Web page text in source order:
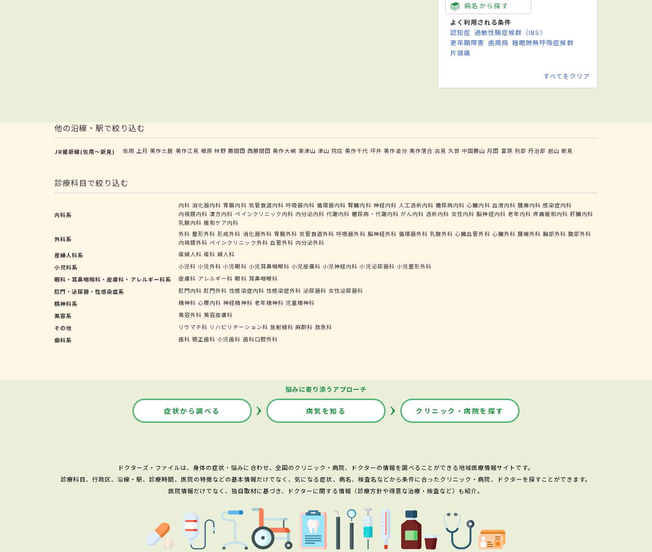
病名から探す
よく利用される条件
認知症 過敏性腸症候群（IBS）
更年期障害 歯周病 睡眠時無呼吸症候群
片頭痛
すべてをクリア
他の沿線・駅で絞り込む
JR姫新線(佐用～新見) 佐用 上月 美作土居 美作江見 楢原 林野 勝間田 西勝間田 美作大崎 東津山 津山 院庄 美作千代 坪井 美作追分 美作落合 古見 久世 中国勝山 月田 富原 刑部 丹治部 岩山 新見
診療科目で絞り込む
内科系
内科 消化器内科 胃腸内科 気管食道内科 呼吸器内科 循環器内科 腎臓内科 神経内科 人工透析内科 糖尿病内科 心臓内科 血液内科 腫瘍内科 感染症内科
内視鏡内科 漢方内科 ペインクリニック内科 内分泌内科 代謝内科 糖尿病・代謝内科 がん内科 透析内科 女性内科 脳神経内科 老年内科 疼痛緩和内科 肝臓内科
乳腺内科 緩和ケア内科
外科系
外科 整形外科 形成外科 消化器外科 胃腸外科 気管食道外科 呼吸器外科 脳神経外科 循環器外科 乳腺外科 心臓血管外科 心臓外科 腫瘍外科 胸部外科 腹部外科
内視鏡外科 ペインクリニック外科 血管外科 内分泌外科
産婦人科系
産婦人科 産科 婦人科
小児科系
小児科 小児外科 小児眼科 小児耳鼻咽喉科 小児皮膚科 小児神経内科 小児泌尿器科 小児整形外科
眼科・耳鼻咽喉科・皮膚科・アレルギー科系
皮膚科 アレルギー科 眼科 耳鼻咽喉科
肛門・泌尿器・性感染症系
肛門内科 肛門外科 性感染症内科 性感染症外科 泌尿器科 女性泌尿器科
精神科系
精神科 心療内科 神経精神科 老年精神科 児童精神科
美容系
美容外科 美容皮膚科
その他
リウマチ科 リハビリテーション科 放射線科 麻酔科 救急科
歯科系
歯科 矯正歯科 小児歯科 歯科口腔外科
悩みに寄り添うアプローチ
症状から調べる 病気を知る クリニック・病院を探す
ドクターズ・ファイルは、身体の症状・悩みに合わせ、全国のクリニック・病院、ドクターの情報を調べることができる地域医療情報サイトです。
診療科目、行政区、沿線・駅、診療時間、医院の特徴などの基本情報だけでなく、気になる症状、病名、検査名などから条件に合ったクリニック・病院、ドクターを探すことができます。
医院情報だけでなく、独自取材に基づき、ドクターに関する情報（診療方針や得意な治療・検査など）も紹介。